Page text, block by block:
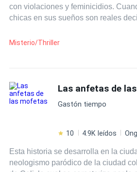
con violaciones y feminicidios.
chicas en sus sueños son reales
Misterio/Thriller
Las anfetas de
Gastón tiempo
10 4.9K leídos
Esta historia se desarrolla en la
neologismo paródico de la ciudad